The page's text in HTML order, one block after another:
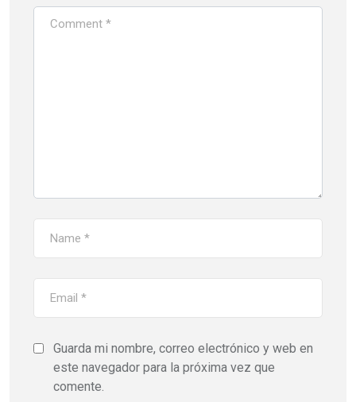
Guarda mi nombre, correo electrónico y web en
este navegador para la próxima vez que
comente.